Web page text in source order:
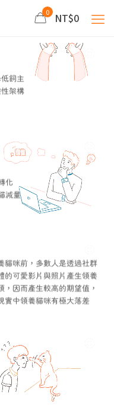
0 NT$0
飼主
架構
化
減量
貓咪前，多數人是透過社群
的可愛影片與照片產生領養
，因而產生較高的期望值，
實中領養貓咪有極大落差